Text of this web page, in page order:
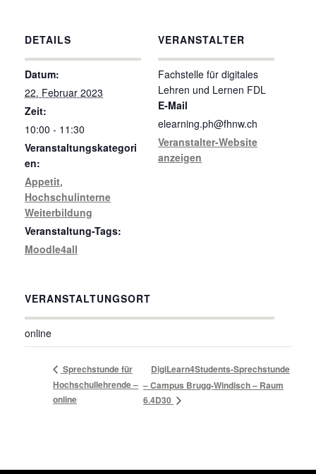
DETAILS
Datum:
22. Februar 2023
Zeit:
10:00 - 11:30
Veranstaltungskategori
en:
Appetit,
Hochschulinterne
Weiterbildung
Veranstaltung-Tags:
Moodle4all
VERANSTALTUNGSORT
online
VERANSTALTER
Fachstelle für digitales
Lehren und Lernen FDL
E-Mail
elearning.ph@fhnw.ch
Veranstalter-Website
anzeigen
Sprechstunde für
Hochschullehrende –
online
DigiLearn4Students-Sprechstunde
– Campus Brugg-Windisch – Raum
6.4D30